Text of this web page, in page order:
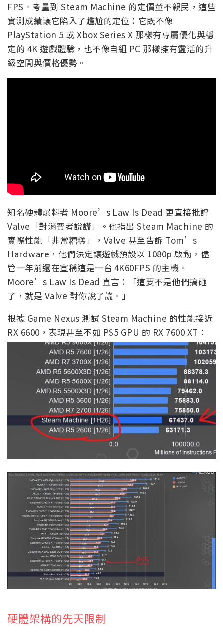
FPS。考量到 Steam Machine 的定價並不親民，這些
實測成績讓它陷入了尷尬的定位：它既不像
PlayStation 5 或 Xbox Series X 那樣有專屬優化與穩
定的 4K 遊戲體驗，也不像自組 PC 那樣擁有靈活的升
級空間與價格優勢。
知名硬體爆料者 Moore’s Law Is Dead 更直接批評
Valve「對消費者說謊」。他指出 Steam Machine 的
實際性能「非常糟糕」，Valve 甚至告訴 Tom’s
Hardware，他們決定讓遊戲預設以 1080p 啟動，儘
管一年前還在宣稱這是一台 4K60FPS 的主機。
Moore’s Law Is Dead 直言：「這要不是他們搞砸
了，就是 Valve 對你說了謊。」
根據 Game Nexus 測試 Steam Machine 的性能接近
RX 6600，表現甚至不如 PS5 GPU 的 RX 7600 XT：
硬體架構的先天限制